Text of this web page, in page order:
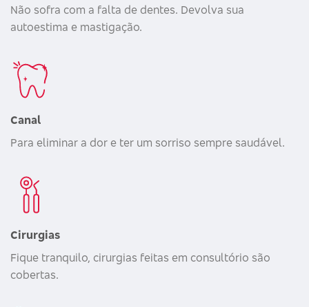
Não sofra com a falta de dentes. Devolva sua
autoestima e mastigação.
Canal
Para eliminar a dor e ter um sorriso sempre saudável.
Cirurgias
Fique tranquilo, cirurgias feitas em consultório são
cobertas.